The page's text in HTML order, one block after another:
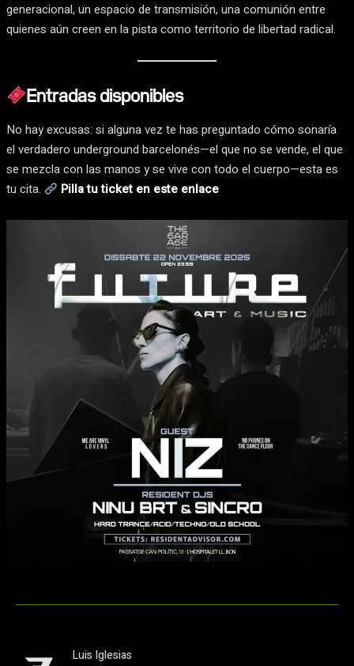
generacional, un espacio de transmisión, una comunión entre
quienes aún creen en la pista como territorio de libertad radical.
Entradas disponibles
No hay excusas: si alguna vez te has preguntado cómo sonaría
el verdadero underground barcelonés—el que no se vende, el que
se mezcla con las manos y se vive con todo el cuerpo—esta es
tu cita.
Pilla tu ticket en este enlace
Luis Iglesias